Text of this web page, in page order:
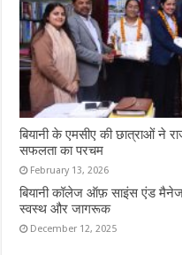
बियानी के एमसीए की छात्राओं ने
सफलता का परचम
February 13, 2026
बियानी कॉलेज ऑफ़ साइंस एंड
स्वस्थ और जागरूक
December 12, 2025